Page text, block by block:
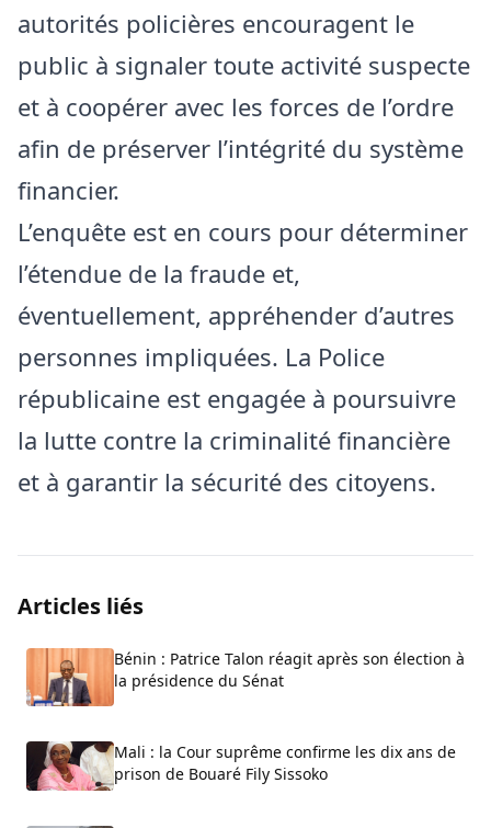
autorités policières encouragent le
public à signaler toute activité suspecte
et à coopérer avec les forces de l’ordre
afin de préserver l’intégrité du système
financier.
L’enquête est en cours pour déterminer
l’étendue de la fraude et,
éventuellement, appréhender d’autres
personnes impliquées. La Police
républicaine est engagée à poursuivre
la lutte contre la criminalité financière
et à garantir la sécurité des citoyens.
Articles liés
Bénin : Patrice Talon réagit après son élection à
la présidence du Sénat
Mali : la Cour suprême confirme les dix ans de
prison de Bouaré Fily Sissoko